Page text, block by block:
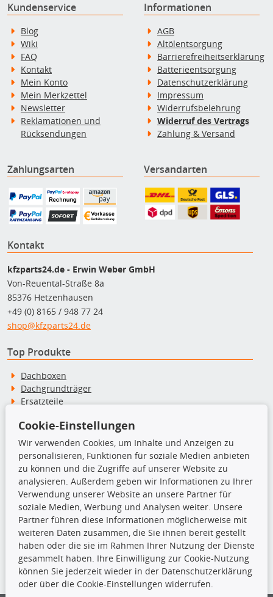
Kundenservice
Blog
Wiki
FAQ
Kontakt
Mein Konto
Mein Merkzettel
Newsletter
Reklamationen und
Rücksendungen
Informationen
AGB
Altölentsorgung
Barrierefreiheitserklärung
Batterieentsorgung
Datenschutzerklärung
Impressum
Widerrufsbelehrung
Widerruf des Vertrags
Zahlung & Versand
Zahlungsarten Versandarten
Kontakt
kfzparts24.de - Erwin Weber GmbH
Von-Reuental-Straße 8a
85376 Hetzenhausen
+49 (0) 8165 / 948 77 24
shop@kfzparts24.de
Top Produkte
Dachboxen
Dachgrundträger
Ersatzteile
Motoröle
Pflege- & Wartungsmittel
Schneeketten
TecDoc Inside
Die hier angezeigten Daten insbesondere die gesamte Datenbank dürfen
nicht kopiert werden.
Es ist zu unterlassen, die Daten oder die gesamte Datenbank ohne
Cookie-Einstellungen
Wir verwenden Cookies, um Inhalte und Anzeigen zu
personalisieren, Funktionen für soziale Medien anbieten
zu können und die Zugriffe auf unserer Website zu
analysieren. Außerdem geben wir Informationen zu Ihrer
Verwendung unserer Website an unsere Partner für
soziale Medien, Werbung und Analysen weiter. Unsere
Partner führen diese Informationen möglicherweise mit
weiteren Daten zusammen, die Sie ihnen bereit gestellt
haben oder die sie im Rahmen Ihrer Nutzung der Dienste
gesammelt haben. Ihre Einwilligung zur Cookie-Nutzung
können Sie jederzeit wieder in der Datenschutzerklärung
oder über die Cookie-Einstellungen widerrufen.